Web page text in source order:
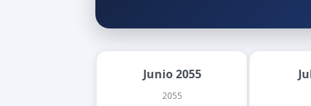
Junio 2055
2055